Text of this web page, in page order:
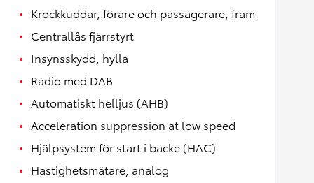
Krockkuddar, förare och passagerare, fram
Centrallås fjärrstyrt
Insynsskydd, hylla
Radio med DAB
Automatiskt helljus (AHB)
Acceleration suppression at low speed
Hjälpsystem för start i backe (HAC)
Hastighetsmätare, analog